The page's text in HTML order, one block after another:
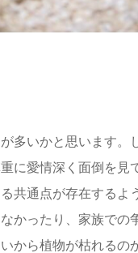
多いかと思います。
に愛情深く面倒を見
共通点が存在するよ
かったり、家族での
から植物が枯れるの